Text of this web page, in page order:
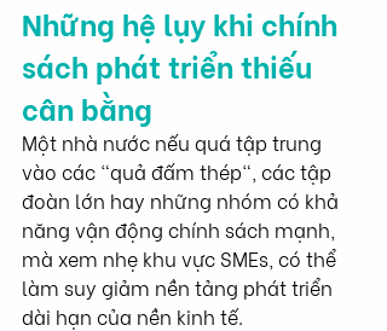
Những hệ lụy khi chính
sách phát triển thiếu
cân bằng
Một nhà nước nếu quá tập trung
vào các "quả đấm thép", các tập
đoàn lớn hay những nhóm có khả
năng vận động chính sách mạnh,
mà xem nhẹ khu vực SMEs, có thể
làm suy giảm nền tảng phát triển
dài hạn của nền kinh tế.